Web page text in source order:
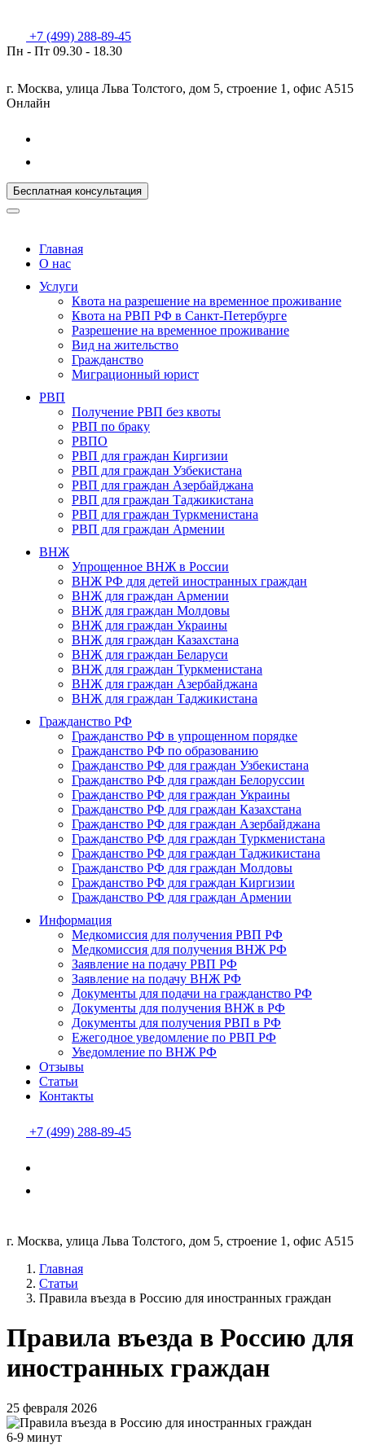
+7 (499) 288-89-45
Пн - Пт 09.30 - 18.30
г. Москва, улица Льва Толстого, дом 5, строение 1, офис А515
Онлайн
Бесплатная консультация
Главная
О нас
Услуги
Квота на разрешение на временное проживание
Квота на РВП РФ в Санкт-Петербурге
Разрешение на временное проживание
Вид на жительство
Гражданство
Миграционный юрист
РВП
Получение РВП без квоты
РВП по браку
РВПО
РВП для граждан Киргизии
РВП для граждан Узбекистана
РВП для граждан Азербайджана
РВП для граждан Таджикистана
РВП для граждан Туркменистана
РВП для граждан Армении
ВНЖ
Упрощенное ВНЖ в России
ВНЖ РФ для детей иностранных граждан
ВНЖ для граждан Армении
ВНЖ для граждан Молдовы
ВНЖ для граждан Украины
ВНЖ для граждан Казахстана
ВНЖ для граждан Беларуси
ВНЖ для граждан Туркменистана
ВНЖ для граждан Азербайджана
ВНЖ для граждан Таджикистана
Гражданство РФ
Гражданство РФ в упрощенном порядке
Гражданство РФ по образованию
Гражданство РФ для граждан Узбекистана
Гражданство РФ для граждан Белоруссии
Гражданство РФ для граждан Украины
Гражданство РФ для граждан Казахстана
Гражданство РФ для граждан Азербайджана
Гражданство РФ для граждан Туркменистана
Гражданство РФ для граждан Таджикистана
Гражданство РФ для граждан Молдовы
Гражданство РФ для граждан Киргизии
Гражданство РФ для граждан Армении
Информация
Медкомиссия для получения РВП РФ
Медкомиссия для получения ВНЖ РФ
Заявление на подачу РВП РФ
Заявление на подачу ВНЖ РФ
Документы для подачи на гражданство РФ
Документы для получения ВНЖ в РФ
Документы для получения РВП в РФ
Ежегодное уведомление по РВП РФ
Уведомление по ВНЖ РФ
Отзывы
Статьи
Контакты
+7 (499) 288-89-45
г. Москва, улица Льва Толстого, дом 5, строение 1, офис А515
Главная
Статьи
Правила въезда в Россию для иностранных граждан
Правила въезда в Россию для
иностранных граждан
25 февраля 2026
6-9 минут